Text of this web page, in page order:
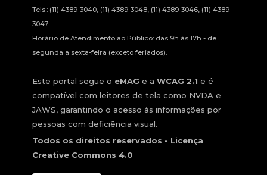
Tels.: (11) 4389-3040, (11) 4389-3048, (11) 4389-3046, (11) 4389-
3047
Horário de Atendimento ao Público: das 9h às 17h - de
segunda a sexta-feira (exceto feriados).
Este portal segue o eMAG e a WCAG 2.1 e é
compatível com leitores de tela como NVDA e
JAWS, garantindo o acesso às informações por
pessoas com deficiência visual.
Todos os direitos reservados - Licença
Creative Commons 4.0